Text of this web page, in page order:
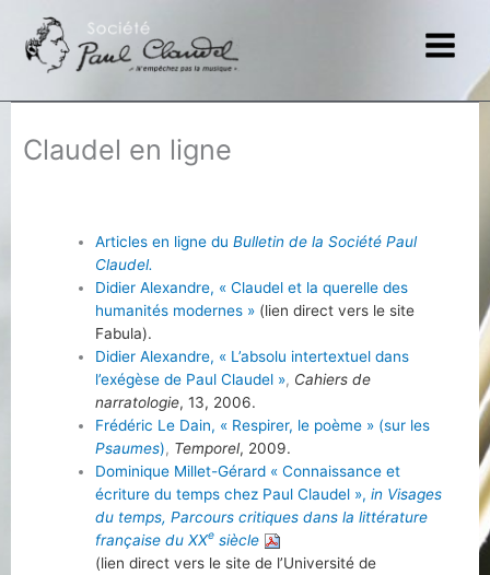
contenu
Claudel en ligne
Articles en ligne du Bulletin de la Société Paul
Claudel.
Didier Alexandre, « Claudel et la querelle des
humanités modernes»(lien direct vers le site
Fabula).
Didier Alexandre, « L’absolu intertextuel dans
l’exégèse de Paul Claudel », Cahiers de
narratologie, 13, 2006.
Frédéric Le Dain, « Respirer, le poème»(sur les
Psaumes), Temporel, 2009.
Dominique Millet-Gérard « Connaissance et
écriture du temps chez Paul Claudel », in Visages
du temps, Parcours critiques dans la littérature
française du XXesiècle
(lien direct vers le site de l’Université de